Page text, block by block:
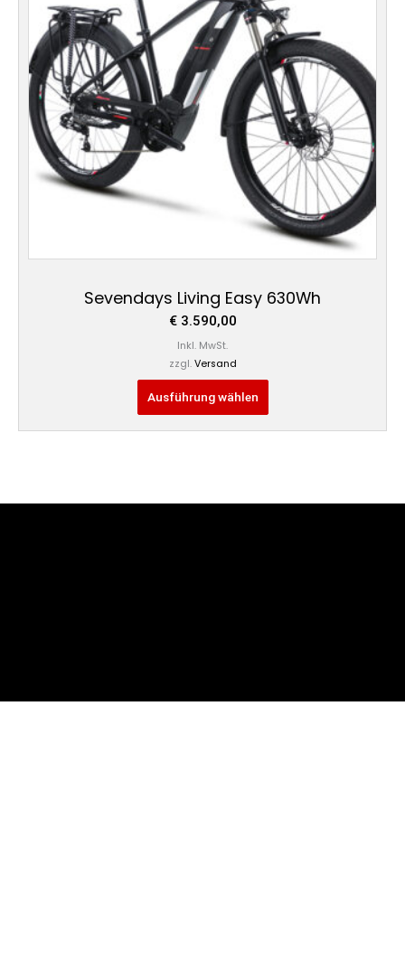
Sevendays Living Easy 630Wh
€3.590,00
Inkl. MwSt.
zzgl. Versand
Ausführung wählen
auf.
Die
Optionen
können
auf
der
Produktseite
gewählt